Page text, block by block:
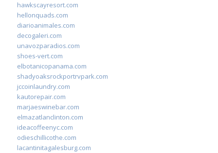
hawkscayresort.com
hellonquads.com
diarioanimales.com
decogaleri.com
unavozparadios.com
shoes-vert.com
elbotanicopanama.com
shadyoaksrockportrvpark.com
jccoinlaundry.com
kautorepair.com
marjaeswinebar.com
elmazatlanclinton.com
ideacoffeenyc.com
odieschillicothe.com
lacantinitagalesburg.com